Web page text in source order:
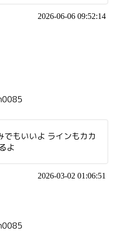
2026-06-06 09:52:14
でもいいよ ラインもカカ
よ
2026-03-02 01:06:51